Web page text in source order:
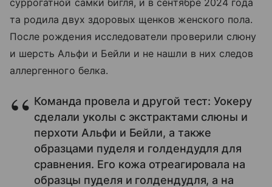
та родила двух здоровых щенков женского пола.
После рождения исследователи проверили слюну
и шерсть Альфи и Бейли и не нашли в них следов
аллергенного белка.
Команда провела и другой тест: Уокеру
сделали уколы с экстрактами слюны и
перхоти Альфи и Бейли, а также
образцами пуделя и голдендудля для
сравнения. Его кожа отреагировала на
образцы пуделя и голдендудля, а на